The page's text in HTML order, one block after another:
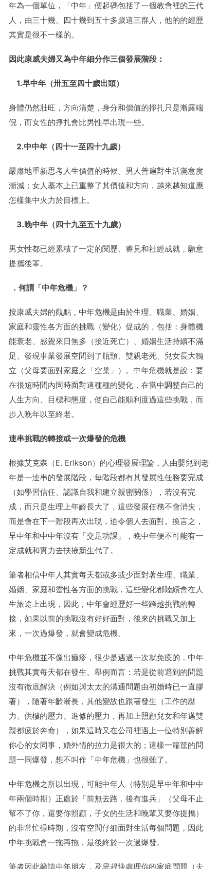
年為一個單位，「中年」便起碼包括了一個教會裡的三代
人，由三十幾、四十幾到五十多歲這三群人，他的的經歷
其實是很不一樣的。
因此康威夫婦又為中年細分作三個發展階段：
1.早中年（卅五至四十歲出頭）
身體仍然壯旺，方向清楚，身分和價值的掙扎只是漸露端
倪，而女性的掙扎會比男性早出現一些。
2.中中年（四十一至四十九歲）
嚴肅地重新思考人生價值的時候。男人普遍對生活滿意度
漸減；女人基本上已重整了其價值和方向，越來越知道應
怎樣集中火力於目標上。
3.晚中年（四十九至五十九歲）
男女性都已經累積了一定的閱歷、睿見和社經成就，願意
提攜後輩。
． 何謂「中年危機」？
按康威夫婦的觀點，中年危機是由於生理、職業、婚姻、
家庭和靈性各方面的挑戰（變化）促成的，包括：身體機
能衰老、感覺來日無多（接近死亡）、婚姻生活持續不滿
足、發現事業發展空間到了瓶頸、雙親老死、兒女長大獨
立（父母要面對家庭之「空巢」）。中年危機就是說：要
在很短時間內同時面對這種種的變化，在當中調整自己的
人生方向、目標和態度，使自己能順利度過這些挑戰，而
步入晚年以至終老。
連串挑戰的轉接或一次爆發的危機
根據艾克森（E. Erikson）的心理發展理論，人由嬰兒到老
年是一連串的發展階段，每階段都有其發展性任務要完成
（如學習信任、認識自我和建立親密關係），若沒有完
成，而只是生理上年齡長大了，這些發展任務不會消失，
而是會在下一階段再次出現，迫令個人去面對。換言之，
早中年和中中年沒有「交足功課」，晚中年便不可能有一
定成就和實力去扶掖新生代了。
筆者相信中年人其實每天都或多或少面對著生理、職業、
婚姻、家庭和靈性各方面的挑戰，這些變化都陸續會在人
生旅途上出現，因此，中年會經歷好一些跨越挑戰的轉
接，如果以前的挑戰沒有好好面對，後來的挑戰又加上
來，一次過爆發，就會變成危機。
中年危機並不像出痲疹，很少是遇過一次就免疫的，中年
挑戰其實每天都在發生。舉例而言：若是從前遇到的問題
沒有徹底解決（例如與太太的溝通問題由初婚時已一直膠
著），隨著年齡漸長，其他變故也跟著發生（工作的壓
力、供樓的壓力、進修的壓力，再加上照顧兒女和年邁雙
親都疲於奔命），如果這時又在公司裡遇上一位特別善解
你心的女同事，婚外情的拉力是很大的；這樣一籮筐的問
題一同爆發，想不叫作「中年危機」也很難了。
中年危機之所以出現，可能中年人（特別是早中年和中中
年兩個時期）正處於「前無去路，後有進兵」（父母不止
幫不了你，還要你照顧，子女的生活和晚輩又要你提攜）
的非常忙碌時期，沒有空間仔細面對生活每個問題，因此
中年挑戰會一拖再拖，最後終於一次過爆發。
筆者因此籲請中年朋友，及早趕快處理你的家庭問題（夫